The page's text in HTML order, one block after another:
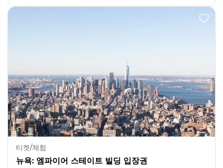
티켓/체험
뉴욕: 엠파이어 스테이트 빌딩 입장권